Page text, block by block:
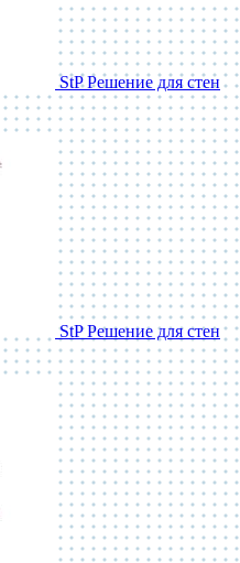
StP Решение для стен
StP Решение для стен